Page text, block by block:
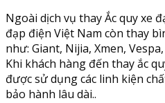
Ngoài dịch vụ thay Ắc quy xe
đạp điện Việt Nam còn thay
như: Giant, Nijia, Xmen,
Khi khách hàng đến thay ắc
được sử dụng các linh kiện
bảo hành lâu dài..